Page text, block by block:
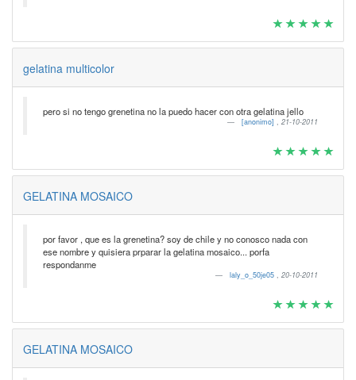
gelatina multicolor
pero si no tengo grenetina no la puedo hacer con otra gelatina jello
[anonimo] , 21-10-2011
GELATINA MOSAICO
por favor , que es la grenetina? soy de chile y no conosco nada con
ese nombre y quisiera prparar la gelatina mosaico... porfa
respondanme
laly_o_50je05 , 20-10-2011
GELATINA MOSAICO